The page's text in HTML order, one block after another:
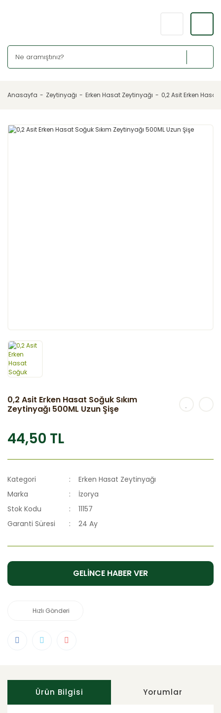
Anasayfa Zeytinyağı Erken Hasat Zeytinyağı 0,2 Asit Erken Hasat
0,2 Asit Erken Hasat Soğuk Sıkım
Zeytinyağı 500ML Uzun Şişe
44,50 TL
Kategori
Erken Hasat Zeytinyağı
Marka
İzorya
Stok Kodu
11157
Garanti Süresi
24 Ay
GELİNCE HABER VER
Hızlı Gönderi
Ürün Bilgisi Yorumlar